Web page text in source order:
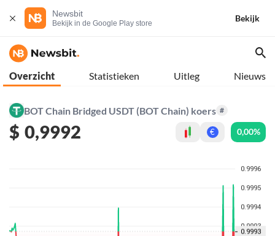
Newsbit
Bekijk in de Google Play store
Bekijk
Overzicht Statistieken Uitleg Nieuws
BOT Chain Bridged USDT (BOT Chain) koers #
$ 0,9992 € 0,00%